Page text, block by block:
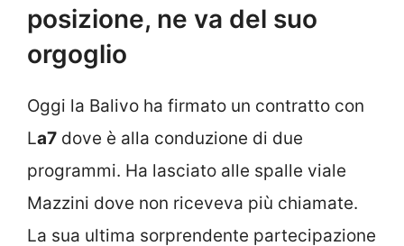
posizione, ne va del suo
orgoglio
Oggi la Balivo ha firmato un contratto con
La7 dove è alla conduzione di due
programmi. Ha lasciato alle spalle viale
Mazzini dove non riceveva più chiamate.
La sua ultima sorprendente partecipazione